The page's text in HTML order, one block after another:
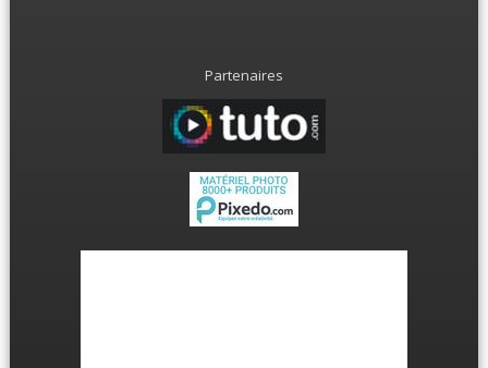
Partenaires